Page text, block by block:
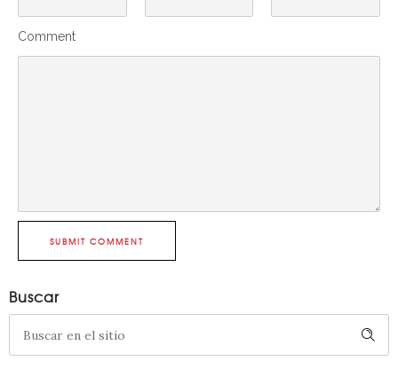
Comment
SUBMIT COMMENT
Buscar